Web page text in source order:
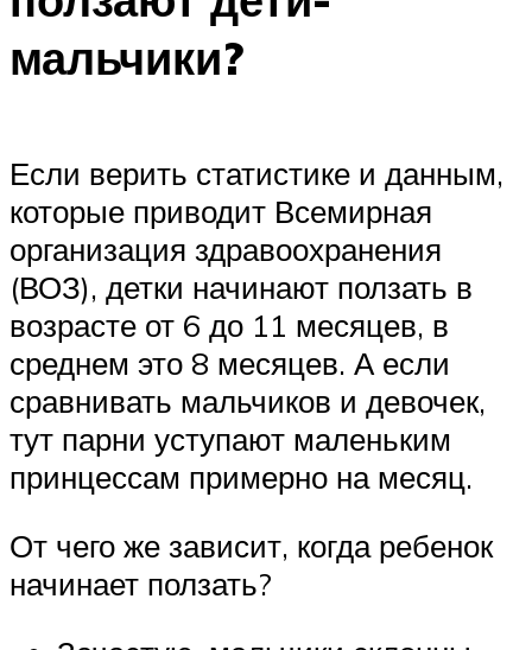
мальчики?
Если верить статистике и данным,
которые приводит Всемирная
организация здравоохранения
(ВОЗ), детки начинают ползать в
возрасте от 6 до 11 месяцев, в
среднем это 8 месяцев. А если
сравнивать мальчиков и девочек,
тут парни уступают маленьким
принцессам примерно на месяц.
От чего же зависит, когда ребенок
начинает ползать?